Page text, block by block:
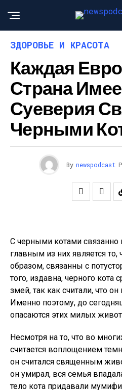
ЗДОРОВЬЕ И КРАСОТА
Каждая
Страна
Суеверия
Черными
By newspodcast
С черными котами связанно
главным из них является
образом, связанны с
того, издавна, черного кота
змей, так как считали, что
Именно поэтому, до
опасаются этих милых
Несмотря на то, что во
считается воплощением
он считался священным
он умирал, вся семья
тело кота придавали